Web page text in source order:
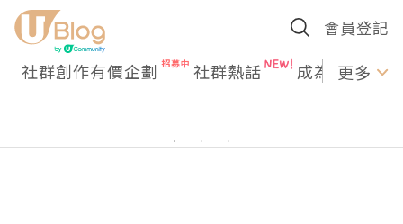
會員登記
社群創作有價企劃 社群熱話 成為U更多